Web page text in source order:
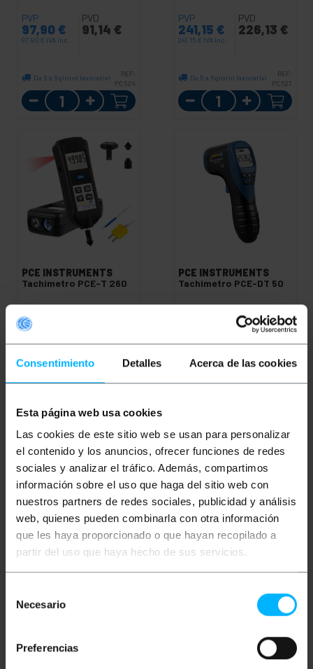
Consentimiento Detalles Acerca de las cookies
Esta página web usa cookies
Las cookies de este sitio web se usan para personalizar
el contenido y los anuncios, ofrecer funciones de redes
sociales y analizar el tráfico. Además, compartimos
información sobre el uso que haga del sitio web con
nuestros partners de redes sociales, publicidad y análisis
web, quienes pueden combinarla con otra información
que les haya proporcionado o que hayan recopilado a
partir del uso que haya hecho de sus servicios.
Necesario
Preferencias
PVP
97,90 €
97,90 € IVA inc.
PVD
91,14 €
Da 5 a 6 giorni lavorativi
REF:
PC524
Quantità
PVP
241,15 €
241,15 € IVA inc.
PVD
226,13 €
Da 5 a 6 giorni lavorativi
REF:
PC527
Quantità
PCE INSTRUMENTS
Tachimetro PCE-T 260
PVP
426,90€ 400,30€
REF:
Quantità
PCE INSTRUMENTS
Tachimetro PCE-DT 50
85,86€
PVD
67,08€
REF:
PVP
166,43€
Contagiri PCE-AT 5
40,87€